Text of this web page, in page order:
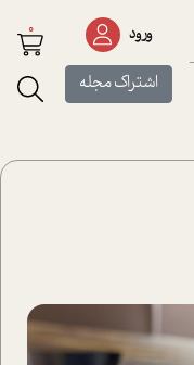
ورود
اشتراک مجله
0